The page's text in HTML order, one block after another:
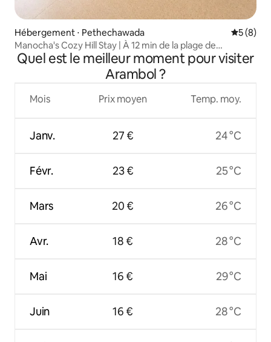
Hébergement ⋅ Pethechawada
5 (8)
Manocha's Cozy Hill Stay | À 12 min de la plage de
Mandrem
Quel est le meilleur moment pour visiter
Arambol ?
Mois
Janv.
Févr.
Mars
Avr.
Mai
Juin
Prix moyen
27 €
23 €
20 €
18 €
16 €
16 €
Temp. moy.
24 °C
25 °C
26 °C
28 °C
29 °C
28 °C